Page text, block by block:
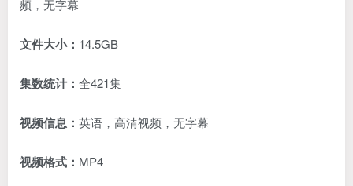
频，无字幕
文件大小： 14.5GB
集数统计： 全421集
视频信息： 英语，高清视频，无字幕
视频格式： MP4